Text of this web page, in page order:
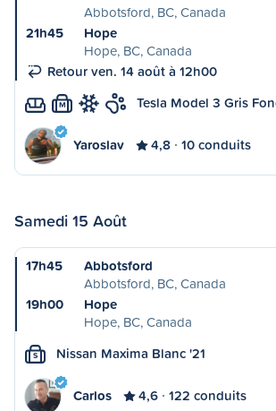
Abbotsford, BC, Canada
21h45
Hope
Hope, BC, Canada
Retour ven. 14 août à 12h00
M Tesla Model 3 Gris
Yaroslav 4,8 10 conduits
Samedi 15 Août
17h45
Abbotsford
Abbotsford, BC, Canada
19h00
Hope
Hope, BC, Canada
S Nissan Maxima Blanc '21
Carlos 4,6 122 conduits